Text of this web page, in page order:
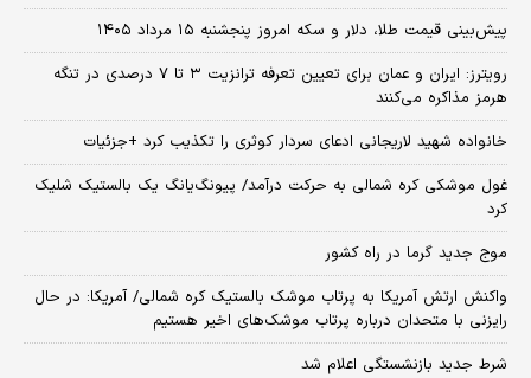
پیش‌بینی قیمت طلا، دلار و سکه امروز پنجشنبه ۱۵ مرداد ۱۴۰۵
رویترز: ایران و عمان برای تعیین تعرفه ترانزیت ۳ تا ۷ درصدی در تنگه
هرمز مذاکره می‌کنند
خانواده شهید لاریجانی ادعای سردار کوثری را تکذیب کرد +جزئیات
غول موشکی کره شمالی به حرکت درآمد/ پیونگ‌یانگ یک بالستیک شلیک
کرد
موج جدید گرما در راه کشور
واکنش ارتش آمریکا به پرتاب موشک بالستیک کره شمالی/ آمریکا: در حال
رایزنی با متحدان درباره پرتاب موشک‌های اخیر هستیم
شرط جدید بازنشستگی اعلام شد